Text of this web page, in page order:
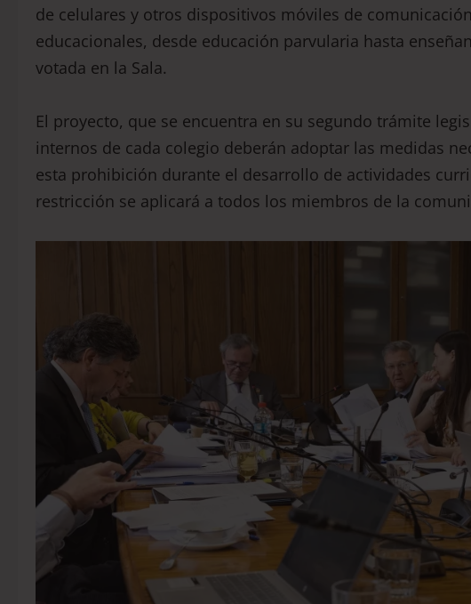
de celulares y otros dispositivos móviles de
educacionales, desde educación parvularia hasta
votada en la Sala.
El proyecto, que se encuentra en su segundo trámite
internos de cada colegio deberán adoptar las medidas
esta prohibición durante el desarrollo de actividades
restricción se aplicará a todos los miembros de la